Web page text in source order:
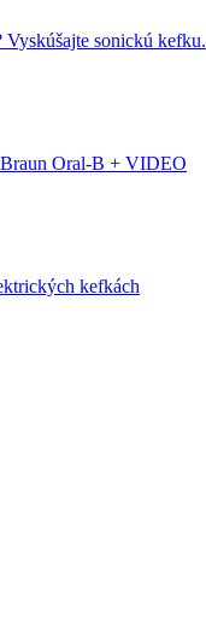
sonickú kefku.
Oral-B + VIDEO
kefkách